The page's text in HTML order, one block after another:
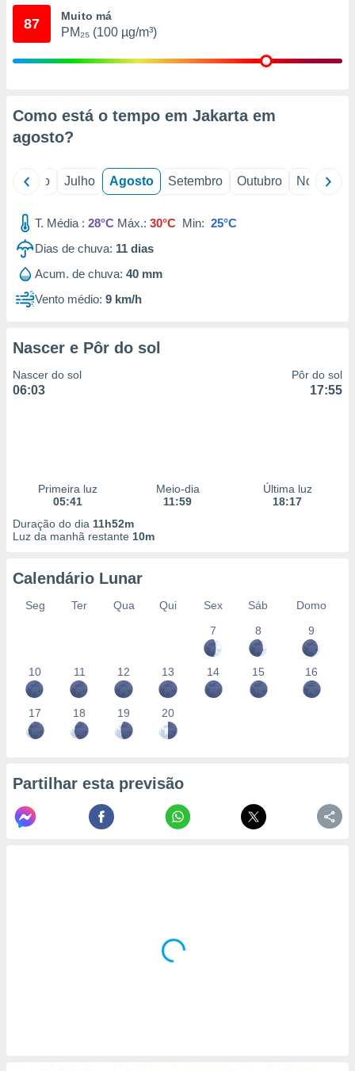
estudos
1199
87 Muito má
PM₂₅ (100 µg/m³)
Como está o tempo em Jakarta em
agosto?
Junho Julho Agosto Setembro Outubro Novembro
T. Média : 28°C Máx.: 30°C Min: 25°C
Dias de chuva: 11 dias
Acum. de chuva: 40 mm
Vento médio: 9 km/h
Nascer e Pôr do sol
Nascer do sol
06:03
Pôr do sol
17:55
Primeira luz
05:41
Meio-dia
11:59
Última luz
18:17
Duração do dia 11h52m
Luz da manhã restante 10m
Calendário Lunar
Seg Ter Qua Qui Sex Sáb
Domo
7
8 9
10 11 12 13 14 15 16
17 18 19 20
Partilhar esta previsão